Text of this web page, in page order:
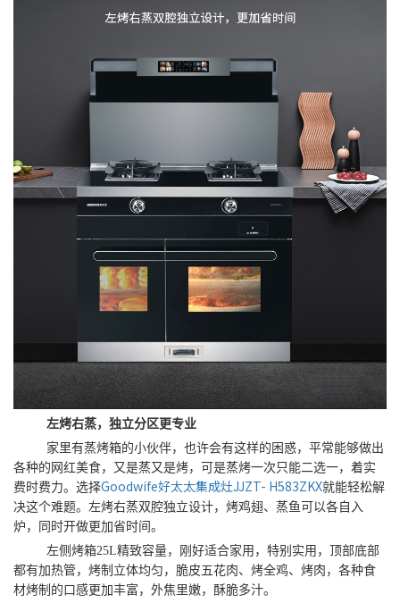
左烤右蒸，独立分区更专业
家里有蒸烤箱的小伙伴，也许会有这样的困惑，平常能够做出
各种的网红美食，又是蒸又是烤，可是蒸烤一次只能二选一，着实
费时费力。选择Goodwife好太太集成灶JJZT- H583ZKX就能轻松解
决这个难题。左烤右蒸双腔独立设计，烤鸡翅、蒸鱼可以各自入
炉，同时开做更加省时间。
左侧烤箱25L精致容量，刚好适合家用，特别实用，顶部底部
都有加热管，烤制立体均匀，脆皮五花肉、烤全鸡、烤肉，各种食
材烤制的口感更加丰富，外焦里嫩，酥脆多汁。